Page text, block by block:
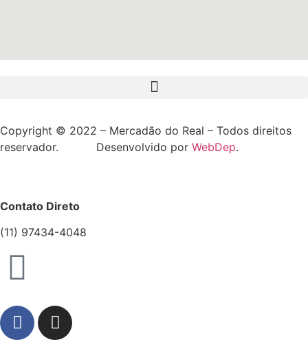
Copyright © 2022 – Mercadão do Real – Todos direitos
reservador. Desenvolvido por WebDep.
Contato Direto
(11) 97434-4048